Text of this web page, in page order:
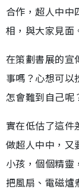
合作，超人中中
相，與大家見面
在策劃書展的宣
事嗎？心想可以
怎會難到自己呢
實在低估了這件
做超人中中，又
小孩，個個精靈
把風扇、電磁爐